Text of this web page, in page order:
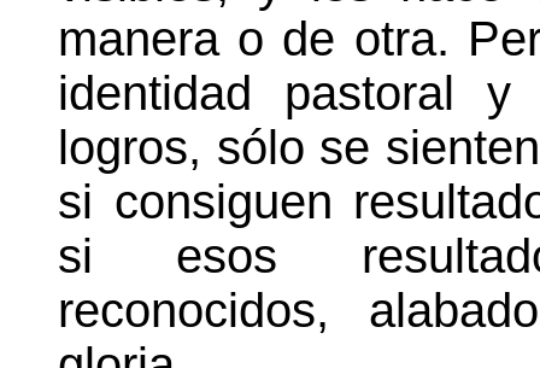
manera o de otra.
identidad pastoral
logros, sólo se
si consiguen
si esos
reconocidos,